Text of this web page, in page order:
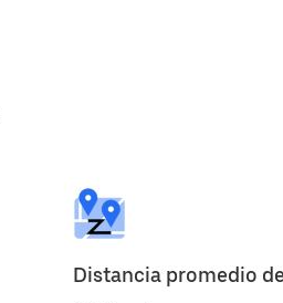
Distancia promedio